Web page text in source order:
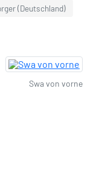
(Deutschland)
Swa von vorne